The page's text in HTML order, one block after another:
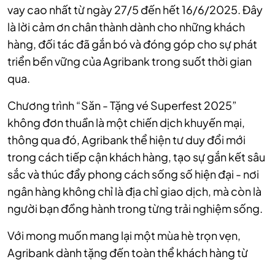
vay cao nhất từ ngày 27/5 đến hết 16/6/2025. Đây
là lời cảm ơn chân thành dành cho những khách
hàng, đối tác đã gắn bó và đóng góp cho sự phát
triển bền vững của Agribank trong suốt thời gian
qua.
Chương trình “Săn - Tặng vé Superfest 2025”
không đơn thuần là một chiến dịch khuyến mại,
thông qua đó, Agribank thể hiện tư duy đổi mới
trong cách tiếp cận khách hàng, tạo sự gắn kết sâu
sắc và thúc đẩy phong cách sống số hiện đại - nơi
ngân hàng không chỉ là địa chỉ giao dịch, mà còn là
người bạn đồng hành trong từng trải nghiệm sống.
Với mong muốn mang lại một mùa hè trọn vẹn,
Agribank dành tặng đến toàn thể khách hàng từ